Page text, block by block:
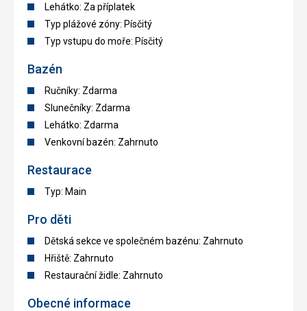
Lehátko: Za příplatek
Typ plážové zóny: Písčitý
Typ vstupu do moře: Písčitý
Bazén
Ručníky: Zdarma
Slunečníky: Zdarma
Lehátko: Zdarma
Venkovní bazén: Zahrnuto
Restaurace
Typ: Main
Pro děti
Dětská sekce ve společném bazénu: Zahrnuto
Hřiště: Zahrnuto
Restaurační židle: Zahrnuto
Obecné informace